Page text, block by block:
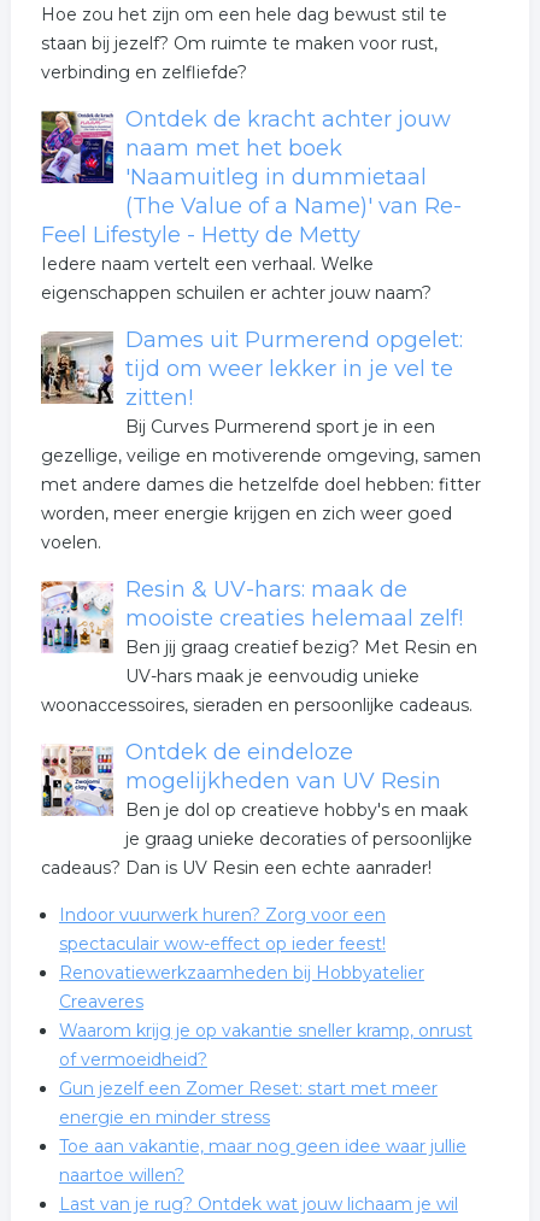
Hoe zou het zijn om een hele dag bewust stil te
staan bij jezelf? Om ruimte te maken voor rust,
verbinding en zelfliefde?
Ontdek de kracht achter jouw
naam met het boek
'Naamuitleg in dummietaal
(The Value of a Name)' van Re-
Feel Lifestyle - Hetty de Metty
Iedere naam vertelt een verhaal. Welke
eigenschappen schuilen er achter jouw naam?
Dames uit Purmerend opgelet:
tijd om weer lekker in je vel te
zitten!
Bij Curves Purmerend sport je in een
gezellige, veilige en motiverende omgeving, samen
met andere dames die hetzelfde doel hebben: fitter
worden, meer energie krijgen en zich weer goed
voelen.
Resin & UV-hars: maak de
mooiste creaties helemaal zelf!
Ben jij graag creatief bezig? Met Resin en
UV-hars maak je eenvoudig unieke
woonaccessoires, sieraden en persoonlijke cadeaus.
Ontdek de eindeloze
mogelijkheden van UV Resin
Ben je dol op creatieve hobby's en maak
je graag unieke decoraties of persoonlijke
cadeaus? Dan is UV Resin een echte aanrader!
Indoor vuurwerk huren? Zorg voor een
spectaculair wow-effect op ieder feest!
Renovatiewerkzaamheden bij Hobbyatelier
Creaveres
Waarom krijg je op vakantie sneller kramp, onrust
of vermoeidheid?
Gun jezelf een Zomer Reset: start met meer
energie en minder stress
Toe aan vakantie, maar nog geen idee waar jullie
naartoe willen?
Last van je rug? Ontdek wat jouw lichaam je wil